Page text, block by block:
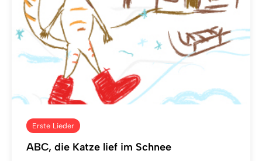
Erste Lieder
ABC, die Katze lief im Schnee